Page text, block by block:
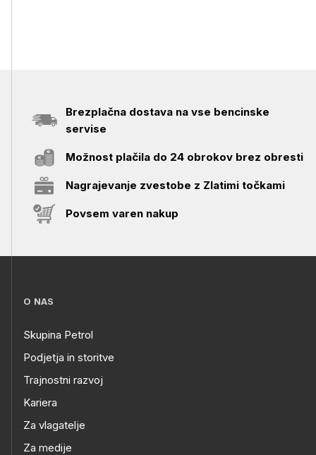
Brezplačna dostava na vse bencinske
servise
Možnost plačila do 24 obrokov brez obresti
Nagrajevanje zvestobe z Zlatimi točkami
Povsem varen nakup
O NAS
Skupina Petrol
Podjetja in storitve
Trajnostni razvoj
Kariera
Za vlagatelje
Za medije